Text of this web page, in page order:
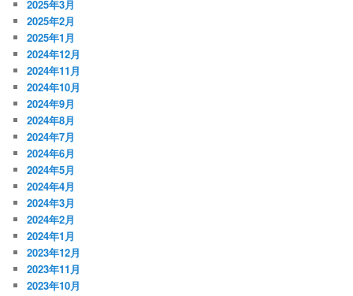
2025年3月
2025年2月
2025年1月
2024年12月
2024年11月
2024年10月
2024年9月
2024年8月
2024年7月
2024年6月
2024年5月
2024年4月
2024年3月
2024年2月
2024年1月
2023年12月
2023年11月
2023年10月